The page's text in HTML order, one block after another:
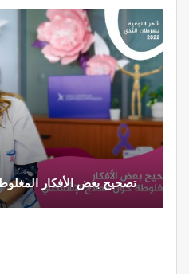
تصحيح بعض الأفكار